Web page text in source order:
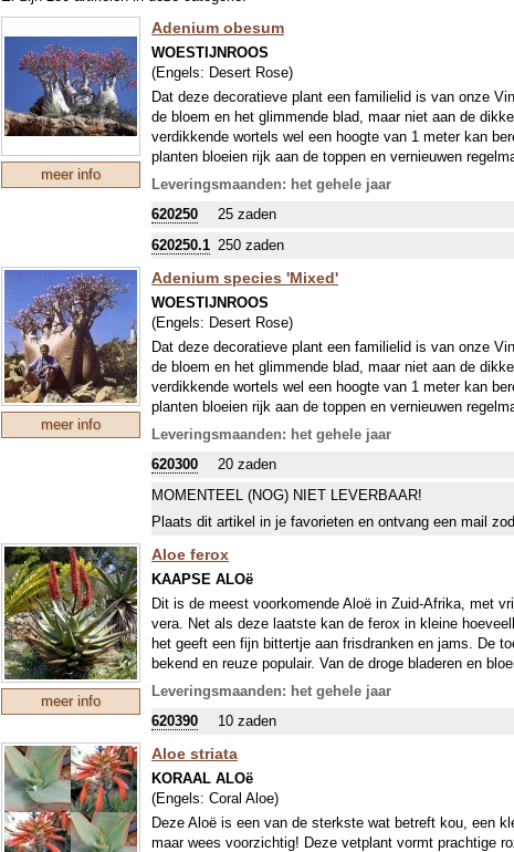
meer info
Adenium obesum
WOESTIJNROOS
(Engels: Desert Rose)
Dat deze decoratieve plant een familielid is van onze
de bloem en het glimmende blad, maar niet aan de
verdikkende wortels wel een hoogte van 1 meter kan
planten bloeien rijk aan de toppen en vernieuwen
De zaden van deze meeste bekende (maar daarom
Tanzania. De bloemen zijn helder wit met een rood
plek, te veel water is uit den boze. Bonsailiefhebbers
vanzelf een miniboompje wordt gevormd.
Leveringsmaanden: het gehele jaar
620250
25 zaden
620250.1 250 zaden
meer info
Adenium species 'Mixed'
WOESTIJNROOS
(Engels: Desert Rose)
Dat deze decoratieve plant een familielid is van onze
de bloem en het glimmende blad, maar niet aan de
verdikkende wortels wel een hoogte van 1 meter kan
planten bloeien rijk aan de toppen en vernieuwen
Dit mengsel uit Vietnam bevat veel kleuren en cultivars:
plant een warme en licht plek, te veel water is uit den
plant, omdat eigenlijk vanzelf een miniboompje wordt
Leveringsmaanden: het gehele jaar
620300
20 zaden
MOMENTEEL (NOG) NIET LEVERBAAR!
Plaats dit artikel in je favorieten en ontvang een mail
meer info
Aloe ferox
KAAPSE ALOë
Dit is de meest voorkomende Aloë in Zuid-Afrika, met
vera. Net als deze laatste kan de ferox in kleine
het geeft een fijn bittertje aan frisdranken en jams. De
bekend en reuze populair. Van de droge bladeren en
De medicinale toepassingen zijn legio, verdiep je daarin
planten kunnen in de zomer naar buiten, maar moeten
Leveringsmaanden: het gehele jaar
620390
10 zaden
Aloe striata
KORAAL ALOë
(Engels: Coral Aloe)
Deze Aloë is een van de sterkste wat betreft kou, een
maar wees voorzichtig! Deze vetplant vormt prachtige